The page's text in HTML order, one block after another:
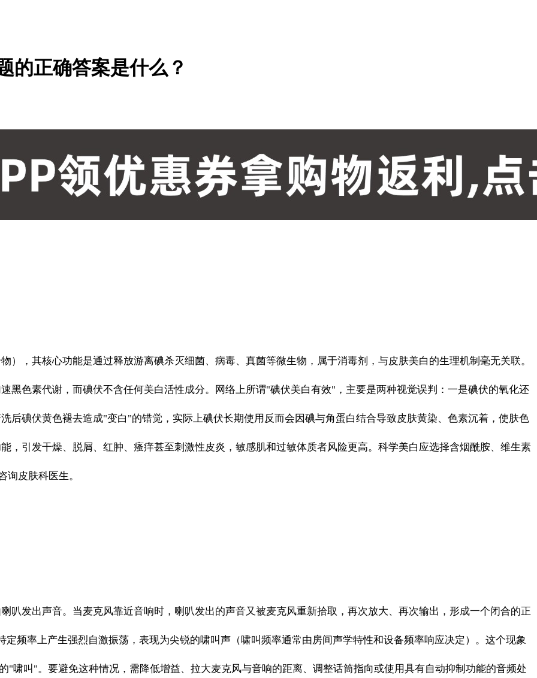
的正确答案是什么？
），其核心功能是通过释放游离碘杀灭细菌、病毒、真菌等微生物，属于消毒剂，与皮肤美白的生理机制毫无关联。
黑色素代谢，而碘伏不含任何美白活性成分。网络上所谓"碘伏美白有效"，主要是两种视觉误判：一是碘伏的氧化还
后碘伏黄色褪去造成"变白"的错觉，实际上碘伏长期使用反而会因碘与角蛋白结合导致皮肤黄染、色素沉着，使肤色
，引发干燥、脱屑、红肿、瘙痒甚至刺激性皮炎，敏感肌和过敏体质者风险更高。科学美白应选择含烟酰胺、维生素
询皮肤科医生。
叭发出声音。当麦克风靠近音响时，喇叭发出的声音又被麦克风重新拾取，再次放大、再次输出，形成一个闭合的正
频率上产生强烈自激振荡，表现为尖锐的啸叫声（啸叫频率通常由房间声学特性和设备频率响应决定）。这个现象
"啸叫"。要避免这种情况，需降低增益、拉大麦克风与音响的距离、调整话筒指向或使用具有自动抑制功能的音频处